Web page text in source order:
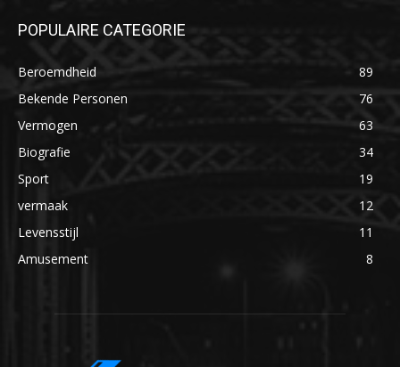
POPULAIRE CATEGORIE
Beroemdheid
89
Bekende Personen
76
Vermogen
63
Biografie
34
Sport
19
vermaak
12
Levensstijl
11
Amusement
8